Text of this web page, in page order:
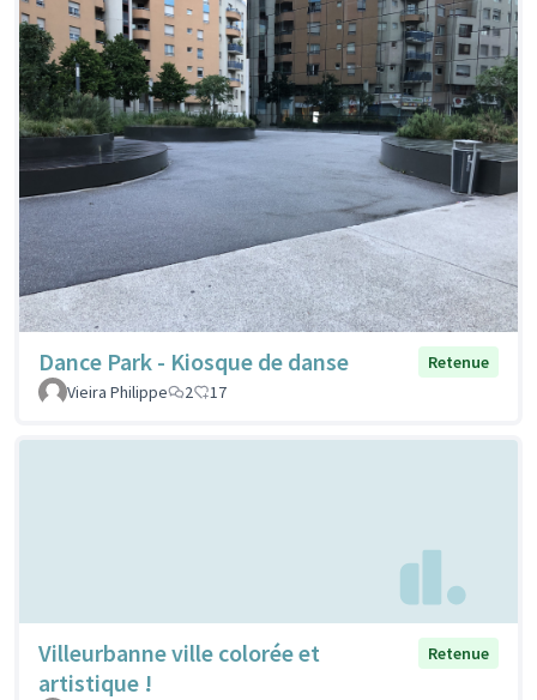
Dance Park - Kiosque de danse
Retenue
Vieira Philippe
2 17
Villeurbanne ville colorée et
artistique !
Retenue